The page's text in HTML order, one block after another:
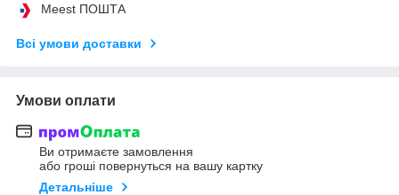
Meest ПОШТА
Всі умови доставки
Умови оплати
Ви отримаєте замовлення
або гроші повернуться на вашу картку
Детальніше